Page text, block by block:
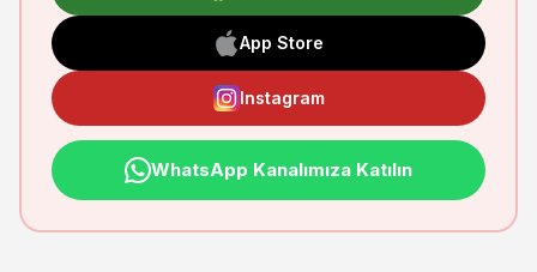
App Store
Instagram
WhatsApp Kanalımıza Katılın